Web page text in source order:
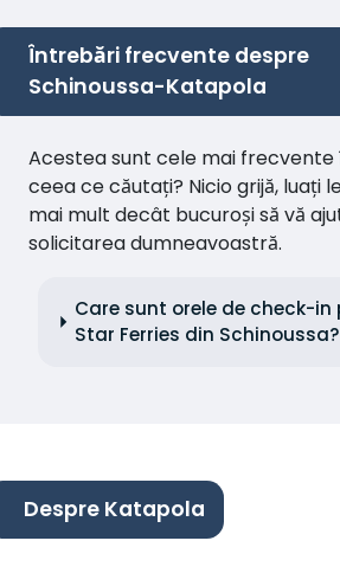
Întrebări frecvente despre
Schinoussa-Katapola
Acestea sunt cele mai frecvente
ceea ce căutați? Nicio grijă, luați
mai mult decât bucuroși să vă
solicitarea dumneavoastră.
Care sunt orele de check-in
Star Ferries din Schinoussa?
Despre Katapola